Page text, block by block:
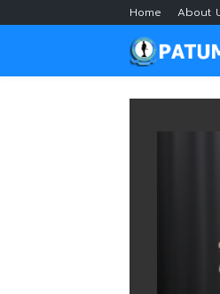
Home About